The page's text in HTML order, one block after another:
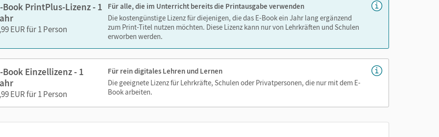
Book PrintPlus-Lizenz - 1
EUR für 1 Person
Für alle, die im Unterricht bereits die Printausgabe verwenden
Die kostengünstige Lizenz für diejenigen, die das E-Book ein Jahr lang ergänzend
zum Print-Titel nutzen möchten. Diese Lizenz kann nur von Lehrkräften und Schulen
erworben werden.
Book Einzellizenz - 1
EUR für 1 Person
Für rein digitales Lehren und Lernen
Die geeignete Lizenz für Lehrkräfte, Schulen oder Privatpersonen, die nur mit dem E-
Book arbeiten.